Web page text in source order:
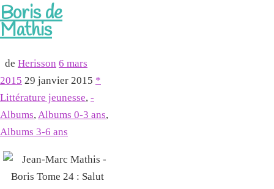
Boris de
Mathis
de Herisson 6 mars
2015 29 janvier 2015 *
Littérature jeunesse, -
Albums, Albums 0-3 ans,
Albums 3-6 ans